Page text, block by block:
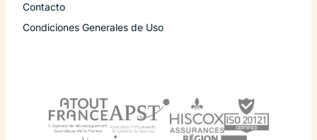
Contacto
Condiciones Generales de Uso